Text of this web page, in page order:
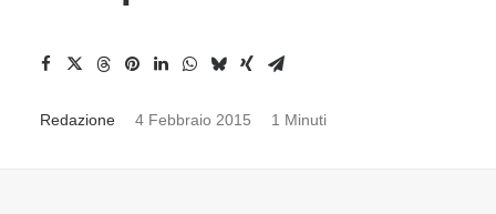
Redazione 4 Febbraio 2015 1 Minuti